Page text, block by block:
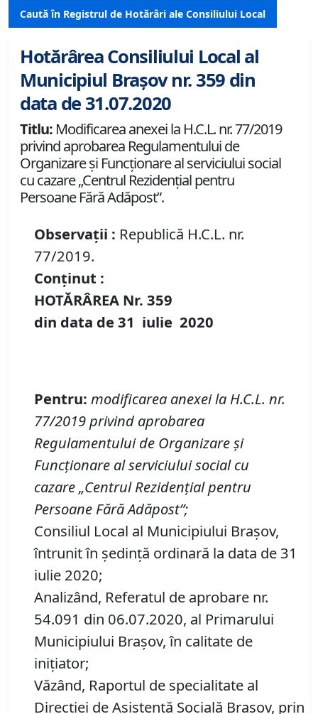
Caută în Registrul de Hotărâri ale Consiliului Local
Hotărârea Consiliului Local al
Municipiul Brașov nr. 359 din
data de 31.07.2020
Titlu: Modificarea anexei la H.C.L. nr. 77/2019
privind aprobarea Regulamentului de
Organizare și Funcționare al serviciului social
cu cazare „Centrul Rezidențial pentru
Persoane Fără Adăpost”.
Observații : Republică H.C.L. nr.
77/2019.
Conținut :
HOTĂRÂREA Nr. 359
din data de 31 iulie 2020
Pentru: modificarea anexei la H.C.L. nr.
77/2019 privind aprobarea
Regulamentului de Organizare și
Funcționare al serviciului social cu
cazare„Centrul Rezidențial pentru
Persoane Fără Adăpost”;
Consiliul Local al Municipiului Brașov,
întrunit în ședință ordinară la data de 31
iulie 2020;
Analizând, Referatul de aprobare nr.
54.091 din 06.07.2020, al Primarului
Municipiului Brașov, în calitate de
inițiator;
Văzând, Raportul de specialitate al
Direcției de Asistență Socială Brașov, prin